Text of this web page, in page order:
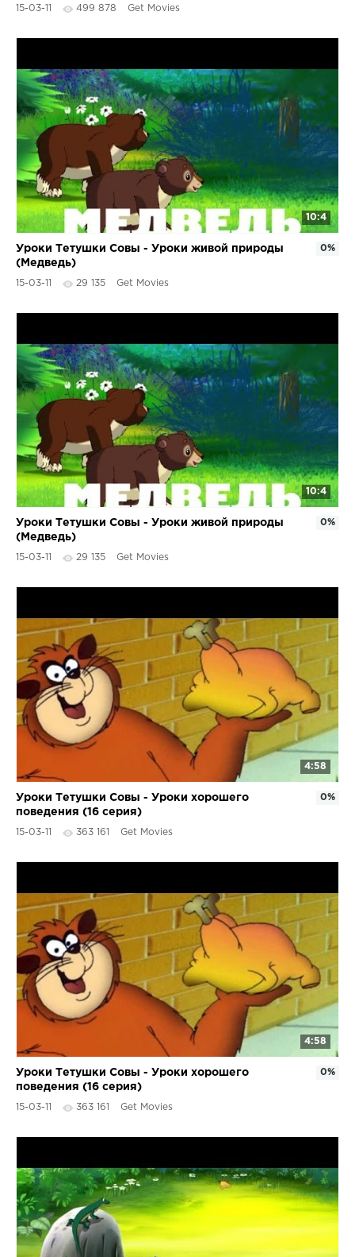
15-03-11 499 878 Get Movies
10:4
Уроки Тетушки Совы - Уроки живой природы
(Медведь)
15-03-11 29 135 Get Movies
0%
10:4
Уроки Тетушки Совы - Уроки живой природы
(Медведь)
15-03-11 29 135 Get Movies
0%
4:58
Уроки Тетушки Совы - Уроки хорошего
поведения (16 серия)
15-03-11 363 161 Get Movies
0%
4:58
Уроки Тетушки Совы - Уроки хорошего
поведения (16 серия)
15-03-11 363 161 Get Movies
0%